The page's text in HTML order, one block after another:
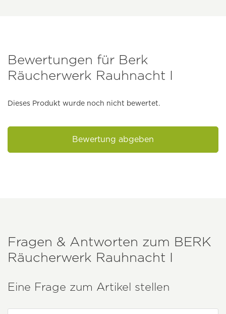
Bewertungen für Berk
Räucherwerk Rauhnacht I
Dieses Produkt wurde noch nicht bewertet.
Bewertung abgeben
Fragen & Antworten zum BERK
Räucherwerk Rauhnacht I
Eine Frage zum Artikel stellen